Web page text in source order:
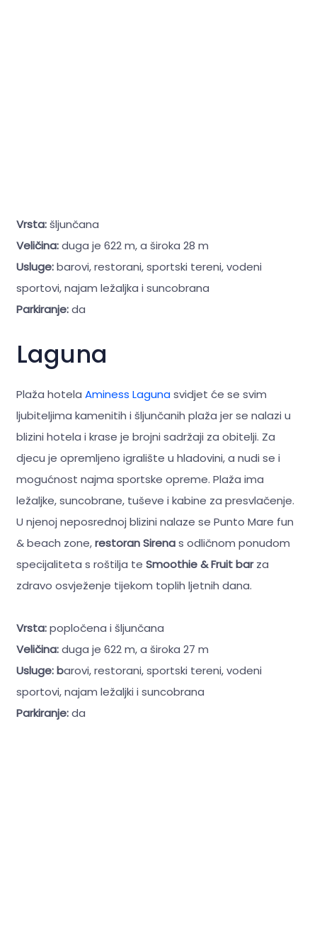
Vrsta:šljunčana
Veličina:duga je 622 m, a široka 28 m
Usluge:barovi, restorani, sportski tereni, vodeni
sportovi, najam ležaljka i suncobrana
Parkiranje:da
Laguna
Plaža hotela Aminess Lagunasvidjet će se svim
ljubiteljima kamenitih i šljunčanih plaža jer se nalazi u
blizini hotela i krase je brojni sadržaji za obitelji. Za
djecu je opremljeno igralište u hladovini, a nudi se i
mogućnost najma sportske opreme. Plaža ima
ležaljke, suncobrane, tuševe i kabine za presvlačenje.
U njenoj neposrednoj blizini nalaze se Punto Mare fun
& beach zone,restoran Sirenas odličnom ponudom
specijaliteta s roštilja te Smoothie & Fruit barza
zdravo osvježenje tijekom toplih ljetnih dana.
Vrsta:popločena i šljunčana
Veličina:duga je 622 m, a široka 27 m
Usluge: barovi, restorani, sportski tereni, vodeni
sportovi, najam ležaljki i suncobrana
Parkiranje:da